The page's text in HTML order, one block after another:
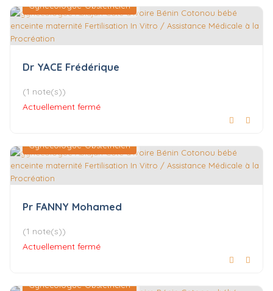
Gynécologue-Obstétricien
Dr YACE Frédérique
(1 note(s))
Actuellement fermé
Gynécologue-Obstétricien
Pr FANNY Mohamed
(1 note(s))
Actuellement fermé
Gynécologue-Obstétricien